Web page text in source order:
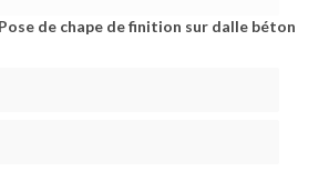
de chape de finition sur dalle béton